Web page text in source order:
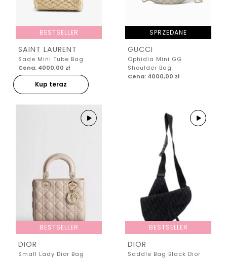
BESTSELLER
SAINT LAURENT
Sade Mini Tube Bag
Cena: 4000,00 zł
Kup teraz
SPRZEDANE
GUCCI
Ophidia Mini GG
Shoulder Bag
Cena: 4000,00 zł
BESTSELLER
DIOR
Small Lady Dior Bag
BESTSELLER
DIOR
Saddle Bag Black Dior